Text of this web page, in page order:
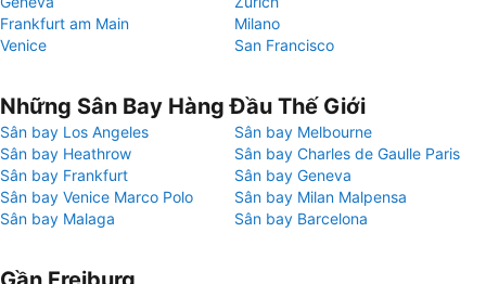
Frankfurt am Main
Milano
Venice
San Francisco
Những Sân Bay Hàng Đầu Thế Giới
Sân bay Los Angeles
Sân bay Melbourne
Sân bay Heathrow
Sân bay Charles de Gaulle Paris
Sân bay Frankfurt
Sân bay Geneva
Sân bay Venice Marco Polo
Sân bay Milan Malpensa
Sân bay Malaga
Sân bay Barcelona